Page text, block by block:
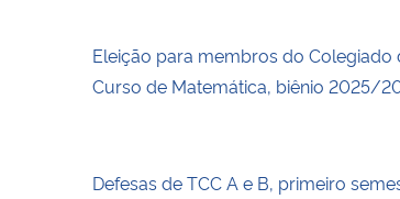
Eleição para membros do Colegiado
Curso de Matemática, biênio 2025/
Defesas de TCC A e B, primeiro